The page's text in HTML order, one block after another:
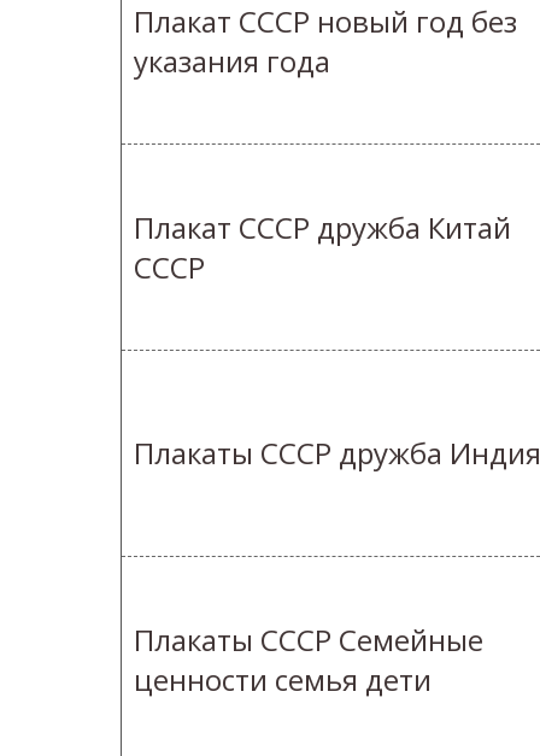
Плакат СССР новый год без
указания года
Плакат СССР дружба Китай
СССР
Плакаты СССР дружба Индия
Плакаты СССР Семейные
ценности семья дети